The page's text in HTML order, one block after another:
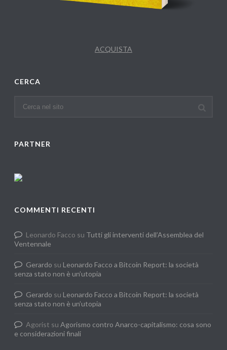
ACQUISTA
CERCA
PARTNER
COMMENTI RECENTI
Leonardo Facco su Tutti gli interventi dell’Assemblea del
Ventennale
Gerardo su Leonardo Facco a Bitcoin Report: la società
senza stato non è un’utopia
Gerardo su Leonardo Facco a Bitcoin Report: la società
senza stato non è un’utopia
Agorist suAgorismo contro Anarco-capitalismo: cosa sono
e considerazioni finali